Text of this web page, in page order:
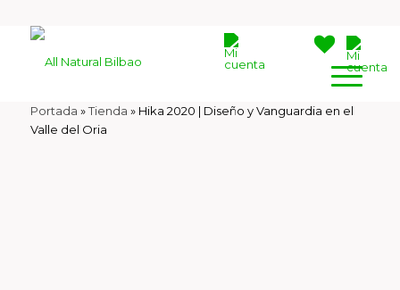
Portada »Tienda » Hika 2020 | Diseño y Vanguardia en el
Valle del Oria